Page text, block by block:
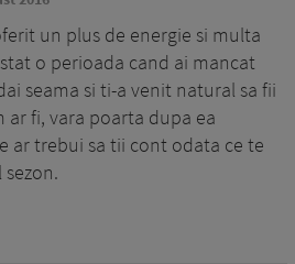
un plus de energie si multa
o perioada cand ai mancat
seama si ti-a venit natural sa fii
ar fi, vara poarta dupa ea
ar trebui sa tii cont odata ce te